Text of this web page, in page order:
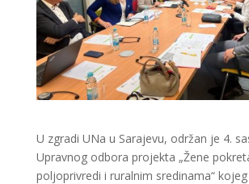
U zgradi UNa u Sarajevu, održan je 4.
Upravnog odbora projekta „Žene
poljoprivredi i ruralnim sredinama“